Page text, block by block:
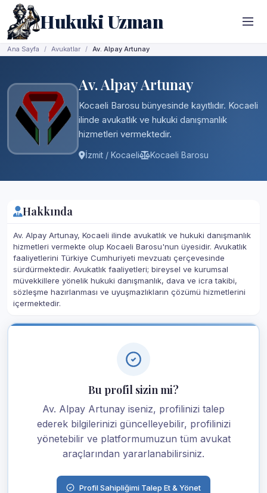
Hukuki Uzman
Ana Sayfa Avukatlar Av. Alpay Artunay
Av. Alpay Artunay
Kocaeli Barosu bünyesinde kayıtlıdır. Kocaeli
ilinde avukatlık ve hukuki danışmanlık
hizmetleri vermektedir.
İzmit / Kocaeli Kocaeli Barosu
Hakkında
Av. Alpay Artunay, Kocaeli ilinde avukatlık ve hukuki danışmanlık
hizmetleri vermekte olup Kocaeli Barosu'nun üyesidir. Avukatlık
faaliyetlerini Türkiye Cumhuriyeti mevzuatı çerçevesinde
sürdürmektedir. Avukatlık faaliyetleri; bireysel ve kurumsal
müvekkillere yönelik hukuki danışmanlık, dava ve icra takibi,
sözleşme hazırlanması ve uyuşmazlıkların çözümü hizmetlerini
içermektedir.
Bu profil sizin mi?
Av. Alpay Artunay iseniz, profilinizi talep
ederek bilgilerinizi güncelleyebilir, profilinizi
yönetebilir ve platformumuzun tüm avukat
araçlarından yararlanabilirsiniz.
Profil Sahipliğimi Talep Et & Yönet